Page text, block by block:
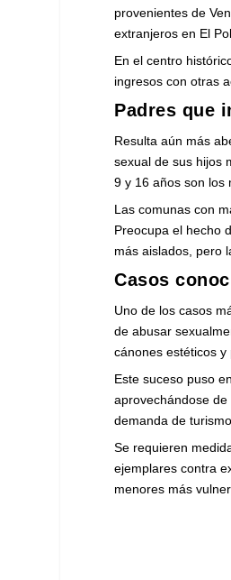
provenientes de
extranjeros en El
En el centro
ingresos con otras
Padres que
Resulta aún más
sexual de sus hijos
9 y 16 años son los
Las comunas con
Preocupa el hecho
más aislados, pero
Casos
Uno de los casos
de abusar
cánones estéticos
Este suceso puso
aprovechándose
demanda de
Se requieren
ejemplares contra
menores más